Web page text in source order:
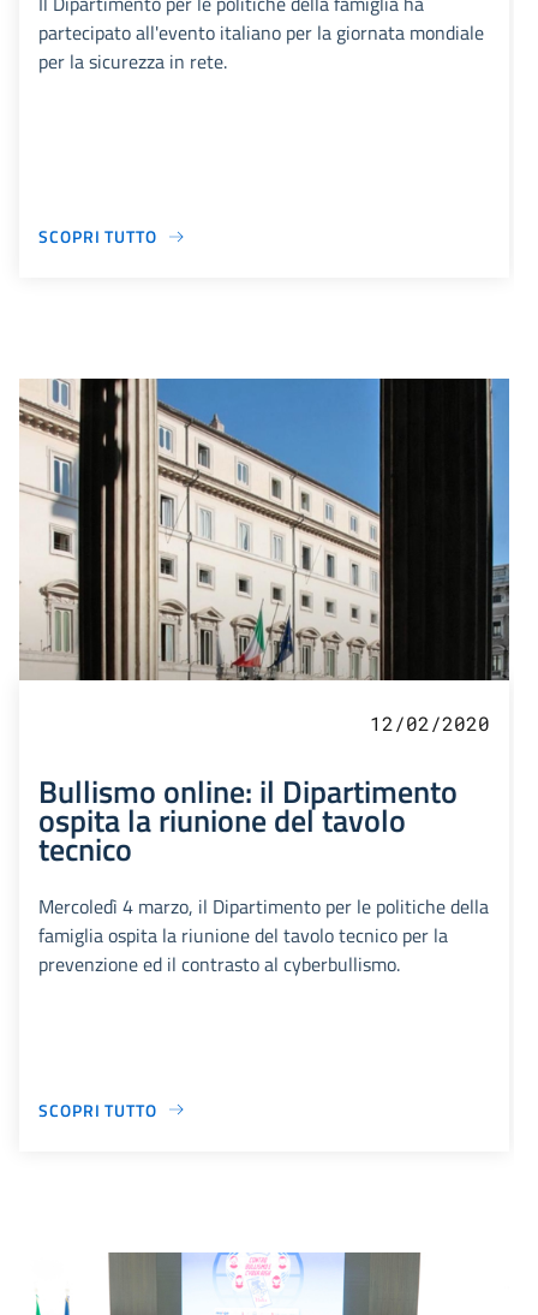
partecipato all'evento italiano per la giornata mondiale
per la sicurezza in rete.
SCOPRI TUTTO
12/02/2020
Bullismo online: il Dipartimento
ospita la riunione del tavolo
tecnico
Mercoledì 4 marzo, il Dipartimento per le politiche della
famiglia ospita la riunione del tavolo tecnico per la
prevenzione ed il contrasto al cyberbullismo.
SCOPRI TUTTO